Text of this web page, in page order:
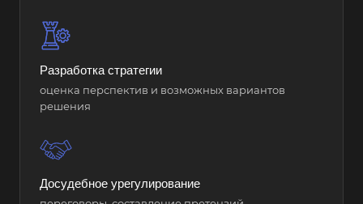
Разработка стратегии
оценка перспектив и возможных вариантов
решения
Досудебное урегулирование